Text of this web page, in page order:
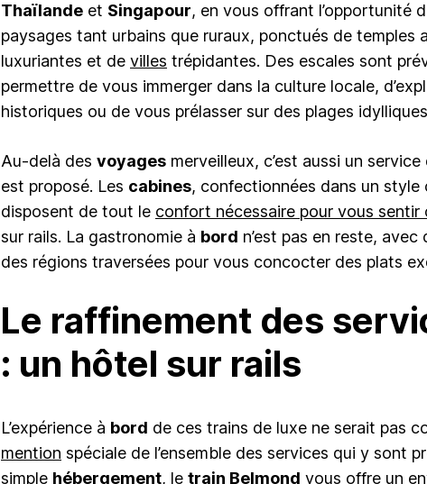
Thaïlande et Singapour, en vous offrant l’opportunité
paysages tant urbains que ruraux, ponctués de temples
luxuriantes et de villes trépidantes. Des escales sont
permettre de vous immerger dans la culture locale,
historiques ou de vous prélasser sur des plages
Au-delà des voyages merveilleux, c’est aussi un
est proposé. Les cabines, confectionnées dans un style
disposent de tout le confort nécessaire pour vous sentir
sur rails. La gastronomie à bord n’est pas en reste, avec
des régions traversées pour vous concocter des plats
Le raffinement des
: un hôtel sur rails
L’expérience à bord de ces trains de luxe ne serait pas
mention spéciale de l’ensemble des services qui y sont
simple hébergement, le train Belmond vous offre un